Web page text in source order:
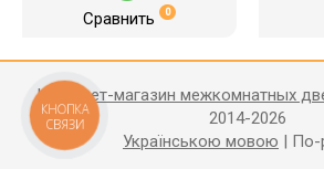
Сравнить 0
Интернет-магазин межкомнатных
2014-2026
Українською мовою | По-
КНОПКА
СВЯЗИ